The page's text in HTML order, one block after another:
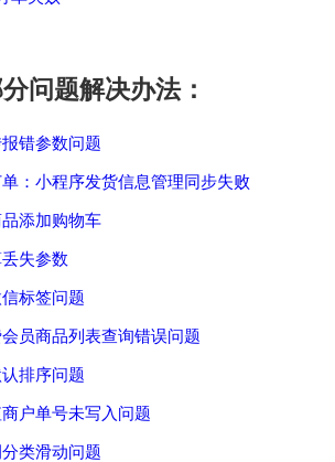
问题解决办法：
错参数问题
：小程序发货信息管理同步失败
添加购物车
失参数
标签问题
员商品列表查询错误问题
排序问题
户单号未写入问题
类滑动问题